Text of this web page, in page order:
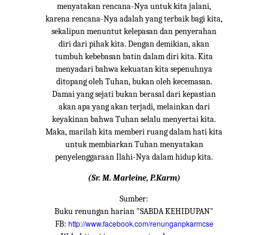
menyatakan rencana-Nya untuk kita jalani,
karena rencana-Nya adalah yang terbaik bagi kita,
sekalipun menuntut kelepasan dan penyerahan
diri dari pihak kita. Dengan demikian, akan
tumbuh kebebasan batin dalam diri kita. Kita
menyadari bahwa kekuatan kita sepenuhnya
ditopang oleh Tuhan, bukan oleh kecemasan.
Damai yang sejati bukan berasal dari kepastian
akan apa yang akan terjadi, melainkan dari
keyakinan bahwa Tuhan selalu menyertai kita.
Maka, marilah kita memberi ruang dalam hati kita
untuk membiarkan Tuhan menyatakan
penyelenggaraan Ilahi-Nya dalam hidup kita.
(Sr. M. Marleine, P.Karm)
Sumber:
Buku renungan harian "SABDA KEHIDUPAN"
FB: http://www.facebook.com/renunganpkarmcse